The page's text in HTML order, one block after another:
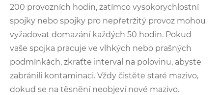
200 provozních hodin, zatímco vysokorychlostní
spojky nebo spojky pro nepřetržitý provoz mohou
vyžadovat domazání každých 50 hodin. Pokud
vaše spojka pracuje ve vlhkých nebo prašných
podmínkách, zkraťte interval na polovinu, abyste
zabránili kontaminaci. Vždy čistěte staré mazivo,
dokud se na těsnění neobjeví nové mazivo.